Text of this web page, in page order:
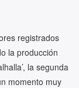
registrados
la producción
la segunda
momento muy